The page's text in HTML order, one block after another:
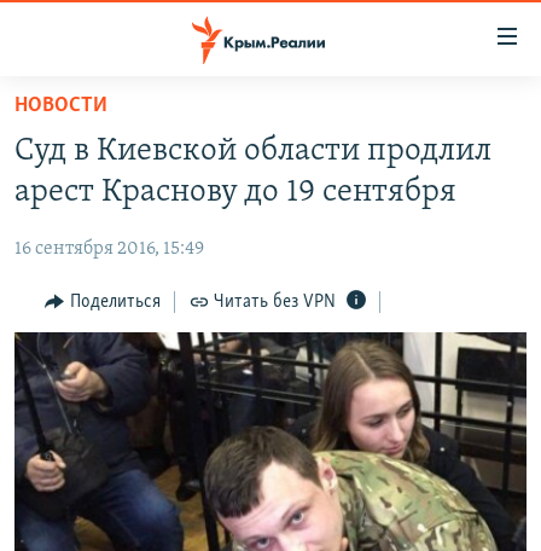
Вернуться
основному
содержанию
Вернутся
навигации
Вернутся
поиску
СПЕЦПРОЕКТЫ
КАРТА ВОЕННЫХ ОБЪЕКТОВ КРЫМА
11 ЛЕТ ОККУПАЦИИ КРЫМА. 11 ИСТОРИЙ СОПРОТИВЛЕНИЯ
ВОДА
ИСТОРИЯ
ЕЩЕ
ИНТЕРАКТИВ
ИНФОГРАФИКА
ТЕЛЕПРОЕКТ КРЫМ.РЕАЛИИ
СОВЕТЫ ПРАВОЗАЩИТНИКОВ
ПРОПАВШИЕ БЕЗ ВЕСТИ
РАДІО СВОБОДА
КАК ОБОЙТИ БЛОКИРОВКУ
Українською
Qırımtatar
НОВОСТИ
Суд в Киевской области продлил
арест Краснову до 19 сентября
16 сентября 2016, 15:49
Поделиться Читать без VPN